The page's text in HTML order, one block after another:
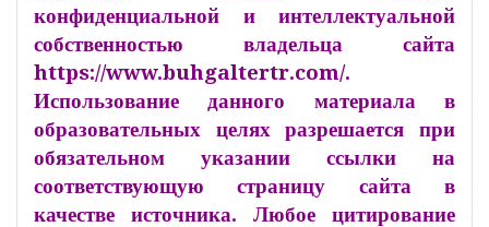
конфиденциальной и интеллектуальной
собственностью владельца сайта
https://www.buhgaltertr.com/.
Использование данного материала в
образовательных целях разрешается при
обязательном указании ссылки на
соответствующую страницу сайта в
качестве источника. Любое цитирование